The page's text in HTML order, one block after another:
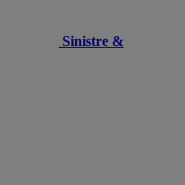
Sinistre &